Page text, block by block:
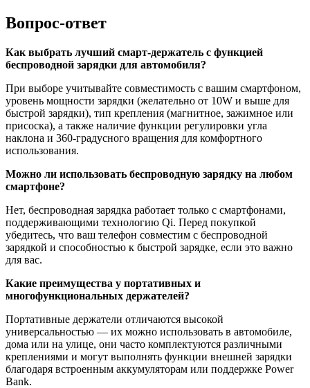
Вопрос-ответ
Как выбрать лучший смарт-держатель с функцией
беспроводной зарядки для автомобиля?
При выборе учитывайте совместимость с вашим смартфоном,
уровень мощности зарядки (желательно от 10W и выше для
быстрой зарядки), тип крепления (магнитное, зажимное или
присоска), а также наличие функции регулировки угла
наклона и 360-градусного вращения для комфортного
использования.
Можно ли использовать беспроводную зарядку на любом
смартфоне?
Нет, беспроводная зарядка работает только с смартфонами,
поддерживающими технологию Qi. Перед покупкой
убедитесь, что ваш телефон совместим с беспроводной
зарядкой и способностью к быстрой зарядке, если это важно
для вас.
Какие преимущества у портативных и
многофункциональных держателей?
Портативные держатели отличаются высокой
универсальностью — их можно использовать в автомобиле,
дома или на улице, они часто комплектуются различными
креплениями и могут выполнять функции внешней зарядки
благодаря встроенным аккумуляторам или поддержке Power
Bank.